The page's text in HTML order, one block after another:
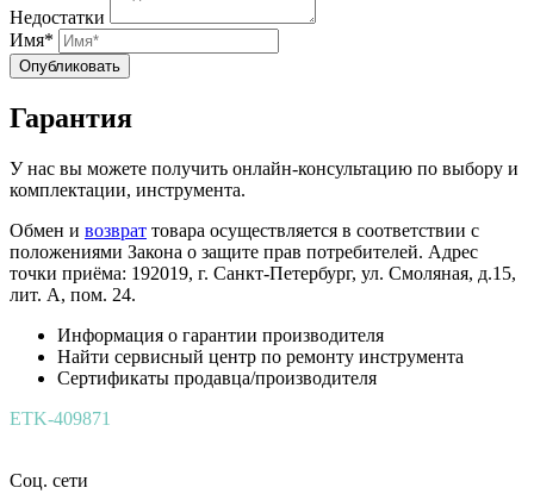
Недостатки
Имя*
Опубликовать
Гарантия
У нас вы можете получить онлайн-консультацию по выбору и
комплектации, инструмента.
Обмен и возврат товара осуществляется в соответствии с
положениями Закона о защите прав потребителей. Адрес
точки приёма: 192019, г. Санкт-Петербург, ул. Смоляная, д.15,
лит. А, пом. 24.
Информация о гарантии производителя
Найти сервисный центр по ремонту инструмента
Сертификаты продавца/производителя
ETK-409871
Соц. сети